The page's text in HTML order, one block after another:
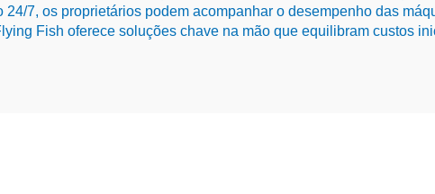
7, os proprietários podem acompanhar o desempenho das
Fish oferece soluções chave na mão que equilibram custos